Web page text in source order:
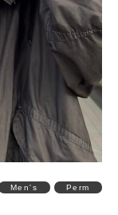
Men's Perm